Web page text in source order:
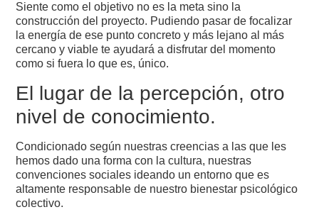
Siente como el objetivo no es la meta sino la
construcción del proyecto. Pudiendo pasar de focalizar
la energía de ese punto concreto y más lejano al más
cercano y viable te ayudará a disfrutar del momento
como si fuera lo que es, único.
El lugar de la percepción, otro
nivel de conocimiento.
Condicionado según nuestras creencias a las que les
hemos dado una forma con la cultura, nuestras
convenciones sociales ideando un entorno que es
altamente responsable de nuestro bienestar psicológico
colectivo.